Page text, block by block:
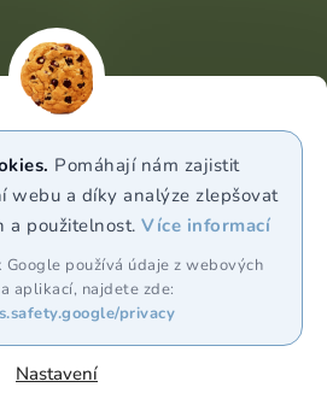
Pomáhají nám zajistit
webu a díky analýze zlepšovat
a použitelnost.Více informací
Google používá údaje z webových
aplikací, najdete zde:
privacy
Nastavení